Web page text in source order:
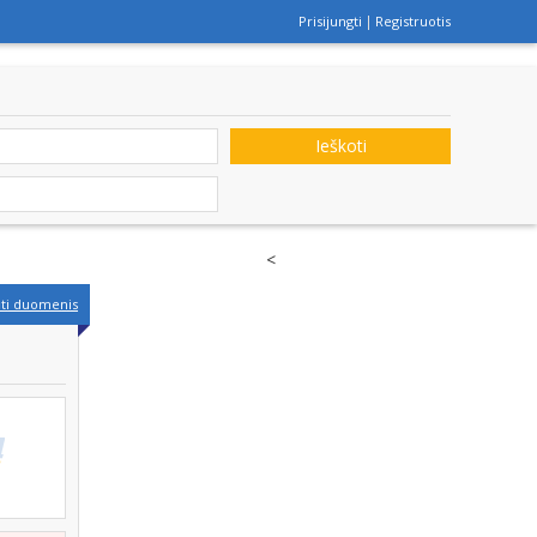
Prisijungti Registruotis
Ieškoti
duomenis
<